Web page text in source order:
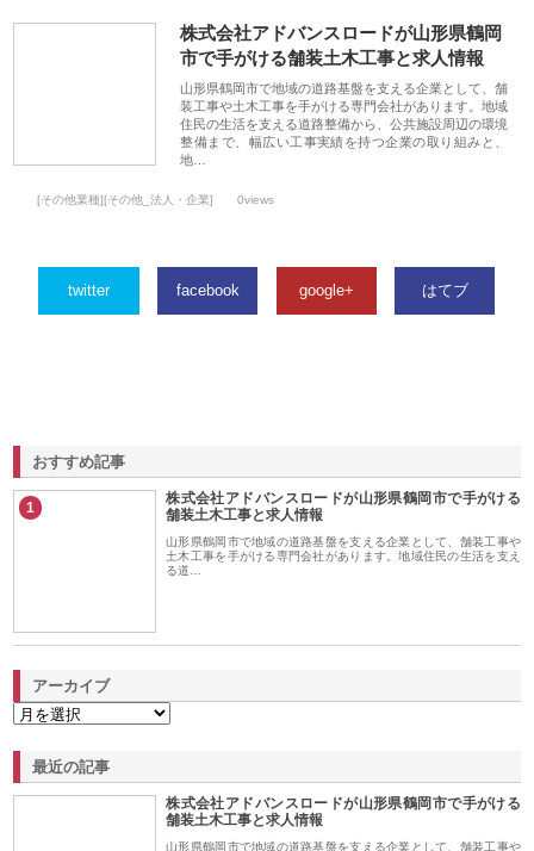
株式会社アドバンスロードが山形県鶴岡
市で手がける舗装土木工事と求人情報
山形県鶴岡市で地域の道路基盤を支える企業として、舗
装工事や土木工事を手がける専門会社があります。地域
住民の生活を支える道路整備から、公共施設周辺の環境
整備まで、幅広い工事実績を持つ企業の取り組みと、
地…
[その他業種][その他_法人・企業] 0views
twitter facebook google+ はてブ
おすすめ記事
1
株式会社アドバンスロードが山形県鶴岡市で手がける
舗装土木工事と求人情報
山形県鶴岡市で地域の道路基盤を支える企業として、舗装工事や
土木工事を手がける専門会社があります。地域住民の生活を支え
る道…
アーカイブ
最近の記事
株式会社アドバンスロードが山形県鶴岡市で手がける
舗装土木工事と求人情報
山形県鶴岡市で地域の道路基盤を支える企業として、舗装工事や